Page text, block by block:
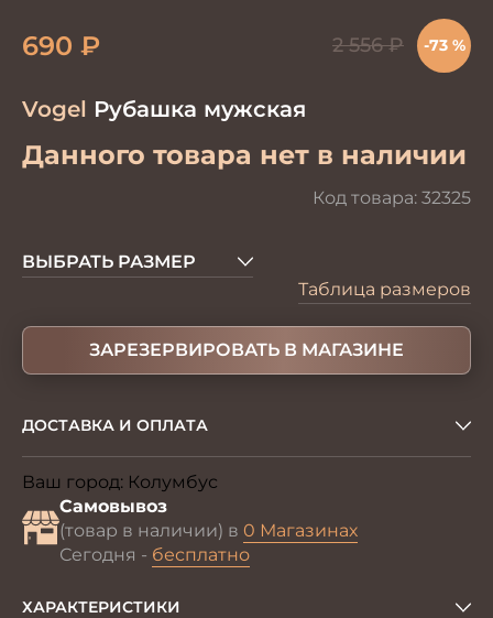
Vogel Рубашка мужская
Данного товара нет в наличии
Код товара: 32325
690 ₽ 2 556₽ -73 %
ВЫБРАТЬ РАЗМЕР
Таблица размеров
ЗАРЕЗЕРВИРОВАТЬ В МАГАЗИНЕ
ДОСТАВКА И ОПЛАТА
Ваш город: Колумбус
Самовывоз
(товар в наличии) в 0 Магазинах
Сегодня - бесплатно
ХАРАКТЕРИСТИКИ